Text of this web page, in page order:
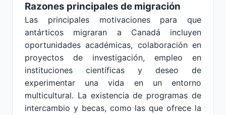
Razones principales de migración
Las principales motivaciones para que
antárticos migraran a Canadá incluyen
oportunidades académicas, colaboración en
proyectos de investigación, empleo en
instituciones científicas y deseo de
experimentar una vida en un entorno
multicultural. La existencia de programas de
intercambio y becas, como las que ofrece la